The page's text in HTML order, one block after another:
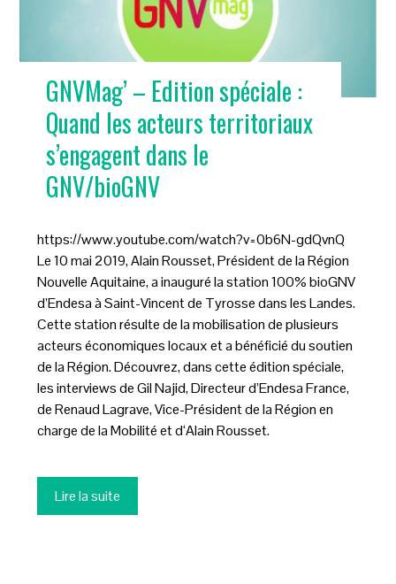
GNVMag’ – Edition spéciale :
Quand les acteurs territoriaux
s’engagent dans le
GNV/bioGNV
https://www.youtube.com/watch?v=0b6N-gdQvnQ
Le 10 mai 2019, Alain Rousset, Président de la Région
Nouvelle Aquitaine, a inauguré la station 100% bioGNV
d’Endesa à Saint-Vincent de Tyrosse dans les Landes.
Cette station résulte de la mobilisation de plusieurs
acteurs économiques locaux et a bénéficié du soutien
de la Région. Découvrez, dans cette édition spéciale,
les interviews de Gil Najid, Directeur d’Endesa France,
de Renaud Lagrave, Vice-Président de la Région en
charge de la Mobilité et d‘Alain Rousset.
Lire la suite